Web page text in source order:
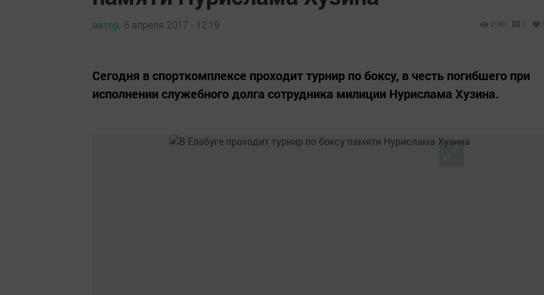
автор, 6 апреля 2017 - 12:19 2130 0
Сегодня в спорткомплексе проходит турнир по боксу, в честь погибшего при
исполнении служебного долга сотрудника милиции Нурислама Хузина.